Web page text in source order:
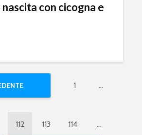
con cicogna e
1 …
112 113 114 …